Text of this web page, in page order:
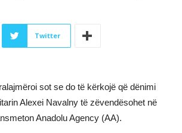
Twitter
sot se do të kërkojë që dënimi
Alexei Navalny të zëvendësohet në
Anadolu Agency (AA).